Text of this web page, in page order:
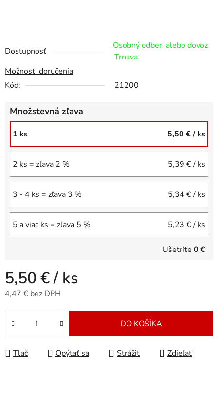
Dostupnosť
Osobný odber, alebo dovoz
Trnava
Možnosti doručenia
Kód:
21200
Množstevná zľava
1 ks 5,50 €/ ks
2 ks = zľava 2 % 5,39 €/ ks
3 - 4 ks = zľava 3 % 5,34 €/ ks
5 a viac ks = zľava 5 % 5,23 €/ ks
Ušetríte 0 €
5,50 €/ ks
4,47 € bez DPH
Jednotková cena:
DO KOŠÍKA
Tlač Opýtať sa Strážiť Zdieľať